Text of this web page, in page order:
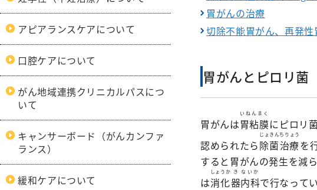
緩和支持療法科
皮膚科
胃がんの治療
切除不能胃がん、再発
胃がんとピロリ菌
胃がんは胃粘膜
いねんまく
にピロリ
認められたら除菌
じょきん
治療
ちりょう
を
すると胃がんの発生を減
は消化
しょうか
器
き
内科
ないか
で行なってい
アピアランスケアについて
口腔ケアについて
がん地域連携クリニカルパスにつ
いて
キャンサーボード（がんカンファ
ランス）
緩和ケアについて